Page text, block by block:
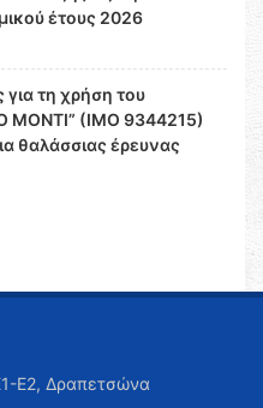
έτους 2026
τη χρήση του
MONTI” (IMO 9344215)
θαλάσσιας έρευνας
Ε2, Δραπετσώνα